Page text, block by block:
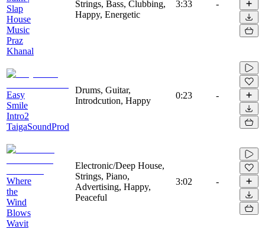
Slap
House
Music
Praz
Khanal
Strings, Bass, Clubbing,
Happy, Energetic
3:33 -
Easy
Smile
Intro2
TaigaSoundProd
Drums, Guitar,
Introdcution, Happy
0:23 -
Where
the
Wind
Blows
Wavit
Electronic/Deep House,
Strings, Piano,
Advertising, Happy,
Peaceful
3:02 -